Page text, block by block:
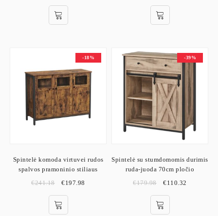
-18%
Spintelė komoda virtuvei rudos
spalvos pramoninio stiliaus
€241.18 €197.98
-39%
Spintelė su stumdomomis durimis
ruda-juoda 70cm pločio
€179.98 €110.32